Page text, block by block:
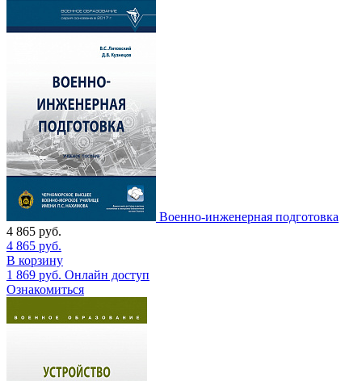
Военно-инженерная подготовка
4 865 руб.
4 865 руб.
В корзину
1 869 руб. Онлайн доступ
Ознакомиться